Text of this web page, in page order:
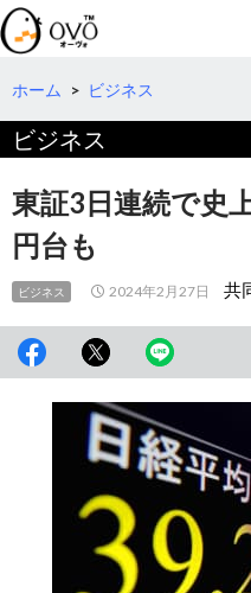
検
索
コ
テ
へ
移
動
ホーム > ビジネス
ビジネス
東証3日連続で史
円台も
ビジネス 2024年2月27日 共